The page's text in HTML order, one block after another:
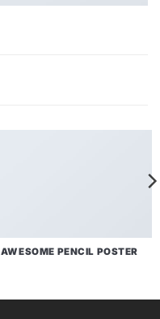
AWESOME PENCIL POSTER